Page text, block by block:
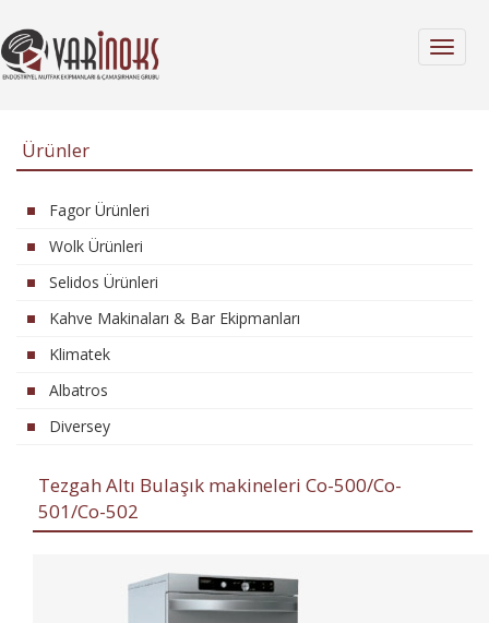
MENÜ
Ürünler
Fagor Ürünleri
Wolk Ürünleri
Selidos Ürünleri
Kahve Makinaları & Bar Ekipmanları
Klimatek
Albatros
Diversey
Tezgah Altı Bulaşık makineleri Co-500/Co-
501/Co-502